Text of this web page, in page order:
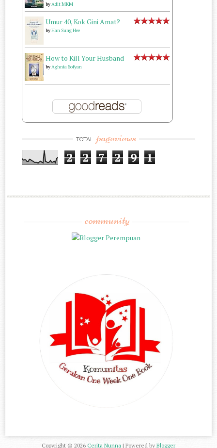
byAdit MKM
Umur 40, Kok Gini Amat?
byHan Sung Hee
How to Kill Your Husband
byAghnia Sofyan
TOTAL pageviews
2 2 7 2 9 1
community
Copyright © 2026 Cerita Nunna | Powered by Blogger